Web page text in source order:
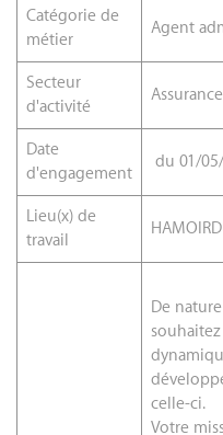
Catégorie de
métier
Agent
Secteur
d'activité
Assurance
Date
d'engagement
du 01/
Lieu(x) de
travail
De
celle-ci.
Votre